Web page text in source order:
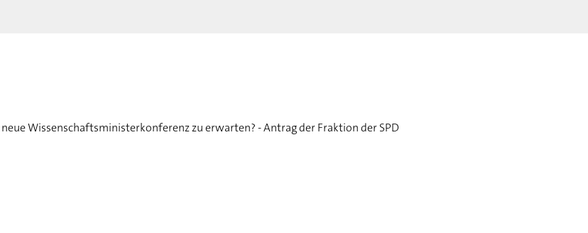
Wissenschaftsministerkonferenz zu erwarten? - Antrag der Fraktion der SPD